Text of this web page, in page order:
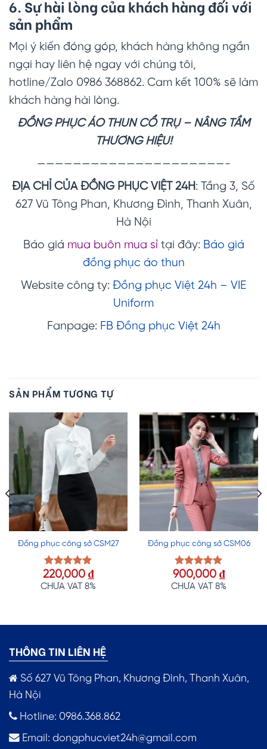
6. Sự hài lòng của khách hàng đối với
sản phẩm
Mọi ý kiến đóng góp, khách hàng không ngần
ngại hay liên hệ ngay với chúng tôi,
hotline/Zalo 0986 368862. Cam kết 100% sẽ làm
khách hàng hài lòng.
ĐỒNG PHỤC ÁO THUN CỔ TRỤ – NÂNG TẦM
THƯƠNG HIỆU!
—————————————————————-
ĐỊA CHỈ CỦA ĐỒNG PHỤC VIỆT 24H: Tầng 3, Số
627 Vũ Tông Phan, Khương Đình, Thanh Xuân,
Hà Nội
Báo giá mua buôn mua sỉtại đây: Báo giá
đồng phục áo thun
Website công ty: Đồng phục Việt 24h – VIE
Uniform
Fanpage: FB Đồng phục Việt 24h
SẢN PHẨM TƯƠNG TỰ
Đồng phục công sở CSM27
Được xếp
hạng5.00
220,000 ₫
CHƯA VAT 8%
Đồng phục công sở CSM06
Được xếp
hạng5.00
900,000 ₫
CHƯA VAT 8%
THÔNG TIN LIÊN HỆ
Số 627 Vũ Tông Phan, Khương Đình, Thanh Xuân,
Hà Nội
Hotline: 0986.368.862
Email: dongphucviet24h@gmail.com